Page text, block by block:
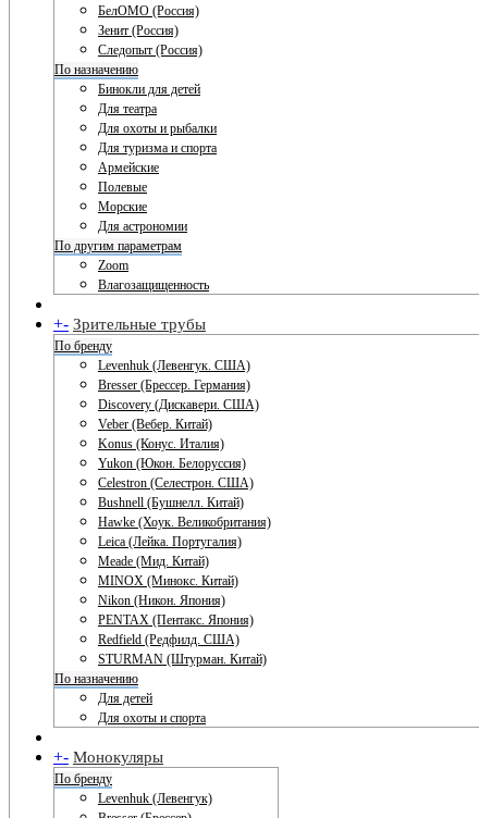
БелОМО (Россия)
Зенит (Россия)
Следопыт (Россия)
По назначению
Бинокли для детей
Для театра
Для охоты и рыбалки
Для туризма и спорта
Армейские
Полевые
Морские
Для астрономии
По другим параметрам
Zoom
Влагозащищенность
+- Зрительные трубы
По бренду
Levenhuk (Левенгук. США)
Bresser (Брессер. Германия)
Discovery (Дискавери. США)
Veber (Вебер. Китай)
Konus (Конус. Италия)
Yukon (Юкон. Белоруссия)
Celestron (Селестрон. США)
Bushnell (Бушнелл. Китай)
Hawke (Хоук. Великобритания)
Leica (Лейка. Португалия)
Meade (Мид. Китай)
MINOX (Минокс. Китай)
Nikon (Никон. Япония)
PENTAX (Пентакс. Япония)
Redfield (Редфилд. США)
STURMAN (Штурман. Китай)
По назначению
Для детей
Для охоты и спорта
+- Монокуляры
По бренду
Levenhuk (Левенгук)